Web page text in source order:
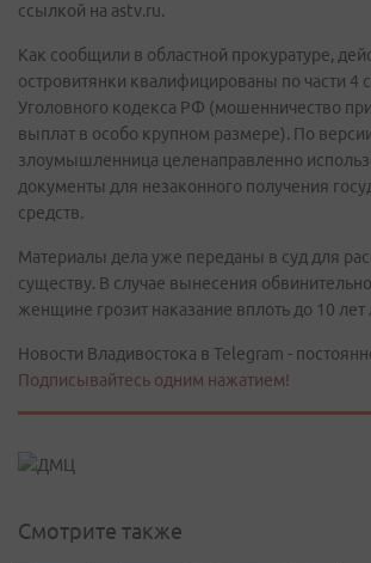
ссылкой на astv.ru.
Как сообщили в областной прокуратуре,
островитянки квалифицированы по части 4
Уголовного кодекса РФ (мошенничество
выплат в особо крупном размере). По
злоумышленница целенаправленно
документы для незаконного получения
средств.
Материалы дела уже переданы в суд для
существу. В случае вынесения
женщине грозит наказание вплоть до 10
Новости Владивостока в Telegram -
Подписывайтесь одним нажатием!
Смотрите также